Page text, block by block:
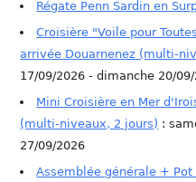
Régate Penn Sardin en
Croisière "Voile pour
arrivée Douarnenez (multi-
17/09/2026 - dimanche 20/
Mini Croisière en Mer
(multi-niveaux, 2 jours) :
27/09/2026
Assemblée générale + Pot